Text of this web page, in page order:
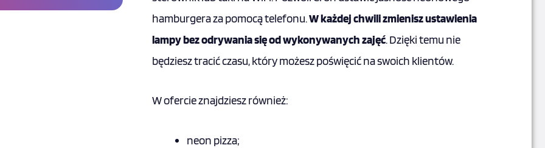
hamburgera za pomocą telefonu.W każdej chwili zmienisz ustawienia
lampy bez odrywania się od wykonywanych zajęć. Dzięki temu nie
będziesz tracić czasu, który możesz poświęcić na swoich klientów.
W ofercie znajdziesz również:
neon pizza;